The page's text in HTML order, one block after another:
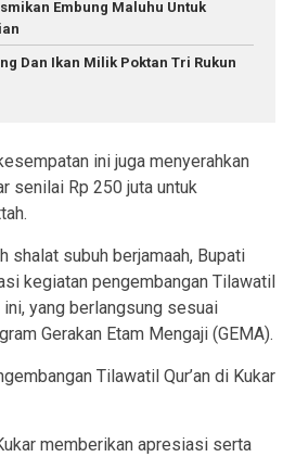
Embung Maluhu Untuk
Dan Ikan Milik Poktan Tri Rukun
ini juga menyerahkan
senilai Rp 250 juta untuk
shalat subuh berjamaah, Bupati
kegiatan pengembangan Tilawatil
ini, yang berlangsung sesuai
Gerakan Etam Mengaji (GEMA).
Tilawatil Qur’an di Kukar
memberikan apresiasi serta